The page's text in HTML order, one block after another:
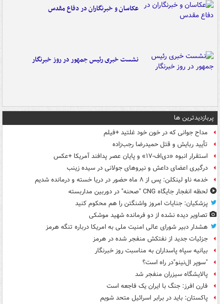
عکاسان و خبرنگاران در دفاع مقدس
نشست خبری رئیس جمهور در روز خبرنگار
پربازدیدترین ها
مداح جوانی که در خون خود غلتید +فیلم
تأیید ربایش و قتل حمیدرضا رجب‌زاده
استقرار انبوه «دی‌اف‑۱۷» و پایان عصر پدافند آمریکا +عکس
درگیری اعضای داعش و نیروهای جولانی در سیده زینب
خدمه ناو لینکلن: پس از ۸ ماه حضور در دریا خسته و درمانده‌ شدیم
لحظه انفجار جایگاه CNG "صحنه" در دوربین مداربسته
پزشکیان: جنایات امروز واشنگتن را هم محکوم کنید
تصاویر دیده‌ نشده از دو فرمانده شهید موشکی
هشدار دبیر شورای عالی امنیت ملی به امریکا درباره تنگه هرمز
جزئیات جدید از نفتکش منفجر شده در هرمز
بیانیه سپاه پاسداران به مناسبت روز خبرنگار
"سوپر ال‌نینو"در راه است؟
پالایشگاه سیزران منفجر شد
فارن افرز: جنگ با ایران یک فاجعه است
پاکستان: باید در برابر اسرائیل متحد شویم